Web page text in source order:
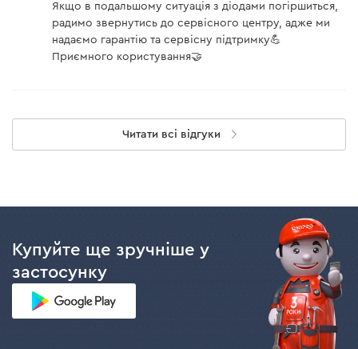
Якщо в подальшому ситуація з діодами погіршиться,
радимо звернутись до сервісного центру, адже ми
надаємо гарантію та сервісну підтримку💪
Приємного користування🤝
Читати всі відгуки
Купуйте ще зручніше у
застосунку